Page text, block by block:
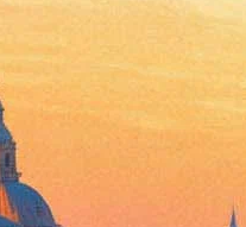
отмене петербургского